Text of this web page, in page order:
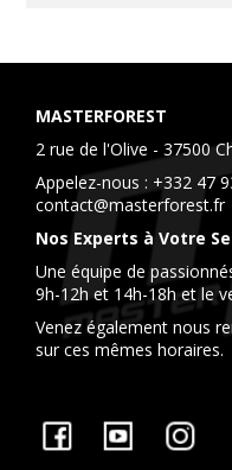
MASTERFOREST
2 rue de l'Olive - 37500
Appelez-nous : +332 47
contact@masterforest.fr
Nos Experts à Votre
Une équipe de
9h-12h et 14h-18h et le
Venez également nous
sur ces mêmes horaires.
Facebook YouTube